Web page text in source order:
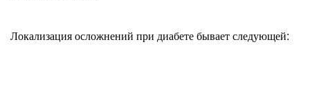
Локализация осложнений при диабете бывает следующей: